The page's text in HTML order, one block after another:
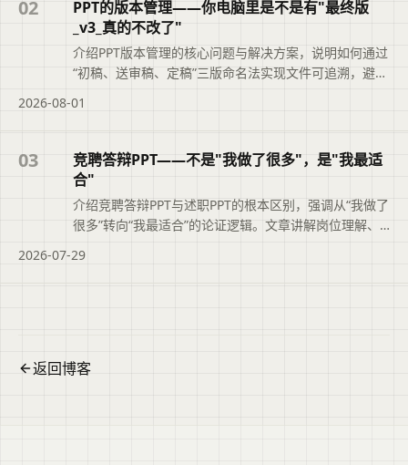
02
PPT的版本管理——你电脑里是不是有"最终版
_v3_真的不改了"
介绍PPT版本管理的核心问题与解决方案，说明如何通过
“初稿、送审稿、定稿”三版命名法实现文件可追溯，避免
大纲版本记录功能，帮助职场人快速定位正确文件，提
面主题、主要内容与适用场景，再进入原文查看完整信
息。
2026-08-01
03
竞聘答辩PPT——不是"我做了很多"，是"我最适
合"
介绍竞聘答辩PPT与述职PPT的根本区别，强调从“我做了
很多”转向“我最适合”的论证逻辑。文章讲解岗位理解、
说明二狗PPT如何辅助结构化大纲与时间把控，帮助竞聘
2026-07-29
返回博客